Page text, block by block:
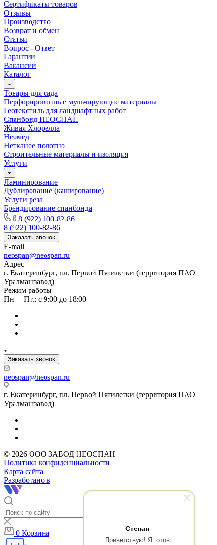
Степан
Приветствую! Я готов
Сертификаты товаров
Отзывы
Производство
Возврат и обмен
Статьи
Вопрос - Ответ
Гарантии
Вакансии
Каталог
Товары для сада
Перфорированные мульчирующие материалы
Геотекстиль для ландшафтных работ
Спанбонд НЕОСПАН
Живая Хлорелла
Нeомед
Нетканое полотно
Строительные материалы и изоляция
Услуги
Ламинирование
Дублирование (каширование)
Услуги реза
Брендирование спанбонда
8 (922) 100-82-86
8 (922) 100-82-86
Заказать звонок
E-mail
neospan@neospan.ru
Адрес
г. Екатеринбург, пл. Первой Пятилетки (территория ПАО
Уралмашзавод)
Режим работы
Пн. – Пт.: с 9:00 до 18:00
Заказать звонок
neospan@neospan.ru
г. Екатеринбург, пл. Первой Пятилетки (территория ПАО
Уралмашзавод)
© 2026 ООО ЗАВОД НЕОСПАН
Политика конфиденциальности
Карта сайта
Разработано в
0 Корзина